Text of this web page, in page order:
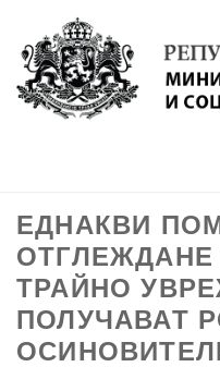
Моля,
обърнете
със
система
достъпност.
ЕДНАКВИ
ОТГЛЕЖДАНЕ
ТРАЙНО
ПОЛУЧАВАТ